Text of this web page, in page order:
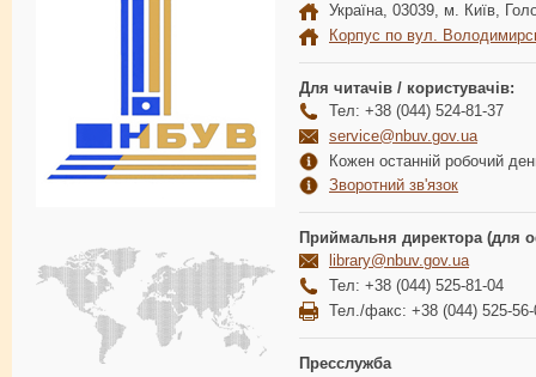
Україна, 03039, м. Київ,
Корпус по вул.
Для читачів / користувачів:
Тел: +38 (044) 524-81-37
service@nbuv.gov.ua
Кожен останній робочий
Зворотний зв'язок
Приймальня директора (для
library@nbuv.gov.ua
Тел: +38 (044) 525-81-04
Тел./факс: +38 (044) 525-56-
Пресслужба